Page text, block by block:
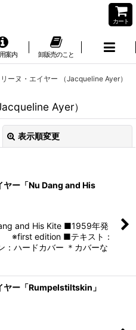
カート
案内 卸販売のこと
ーヌ・エイヤー （Jacqueline Ayer）
Ayer）
表示順変更
込む
ヤー「Nu Dang and His
and His Kite ■1959年発
※first edition ■テキスト：
ハードカバー ＊カバーな
ヤー「Rumpelstiltskin」